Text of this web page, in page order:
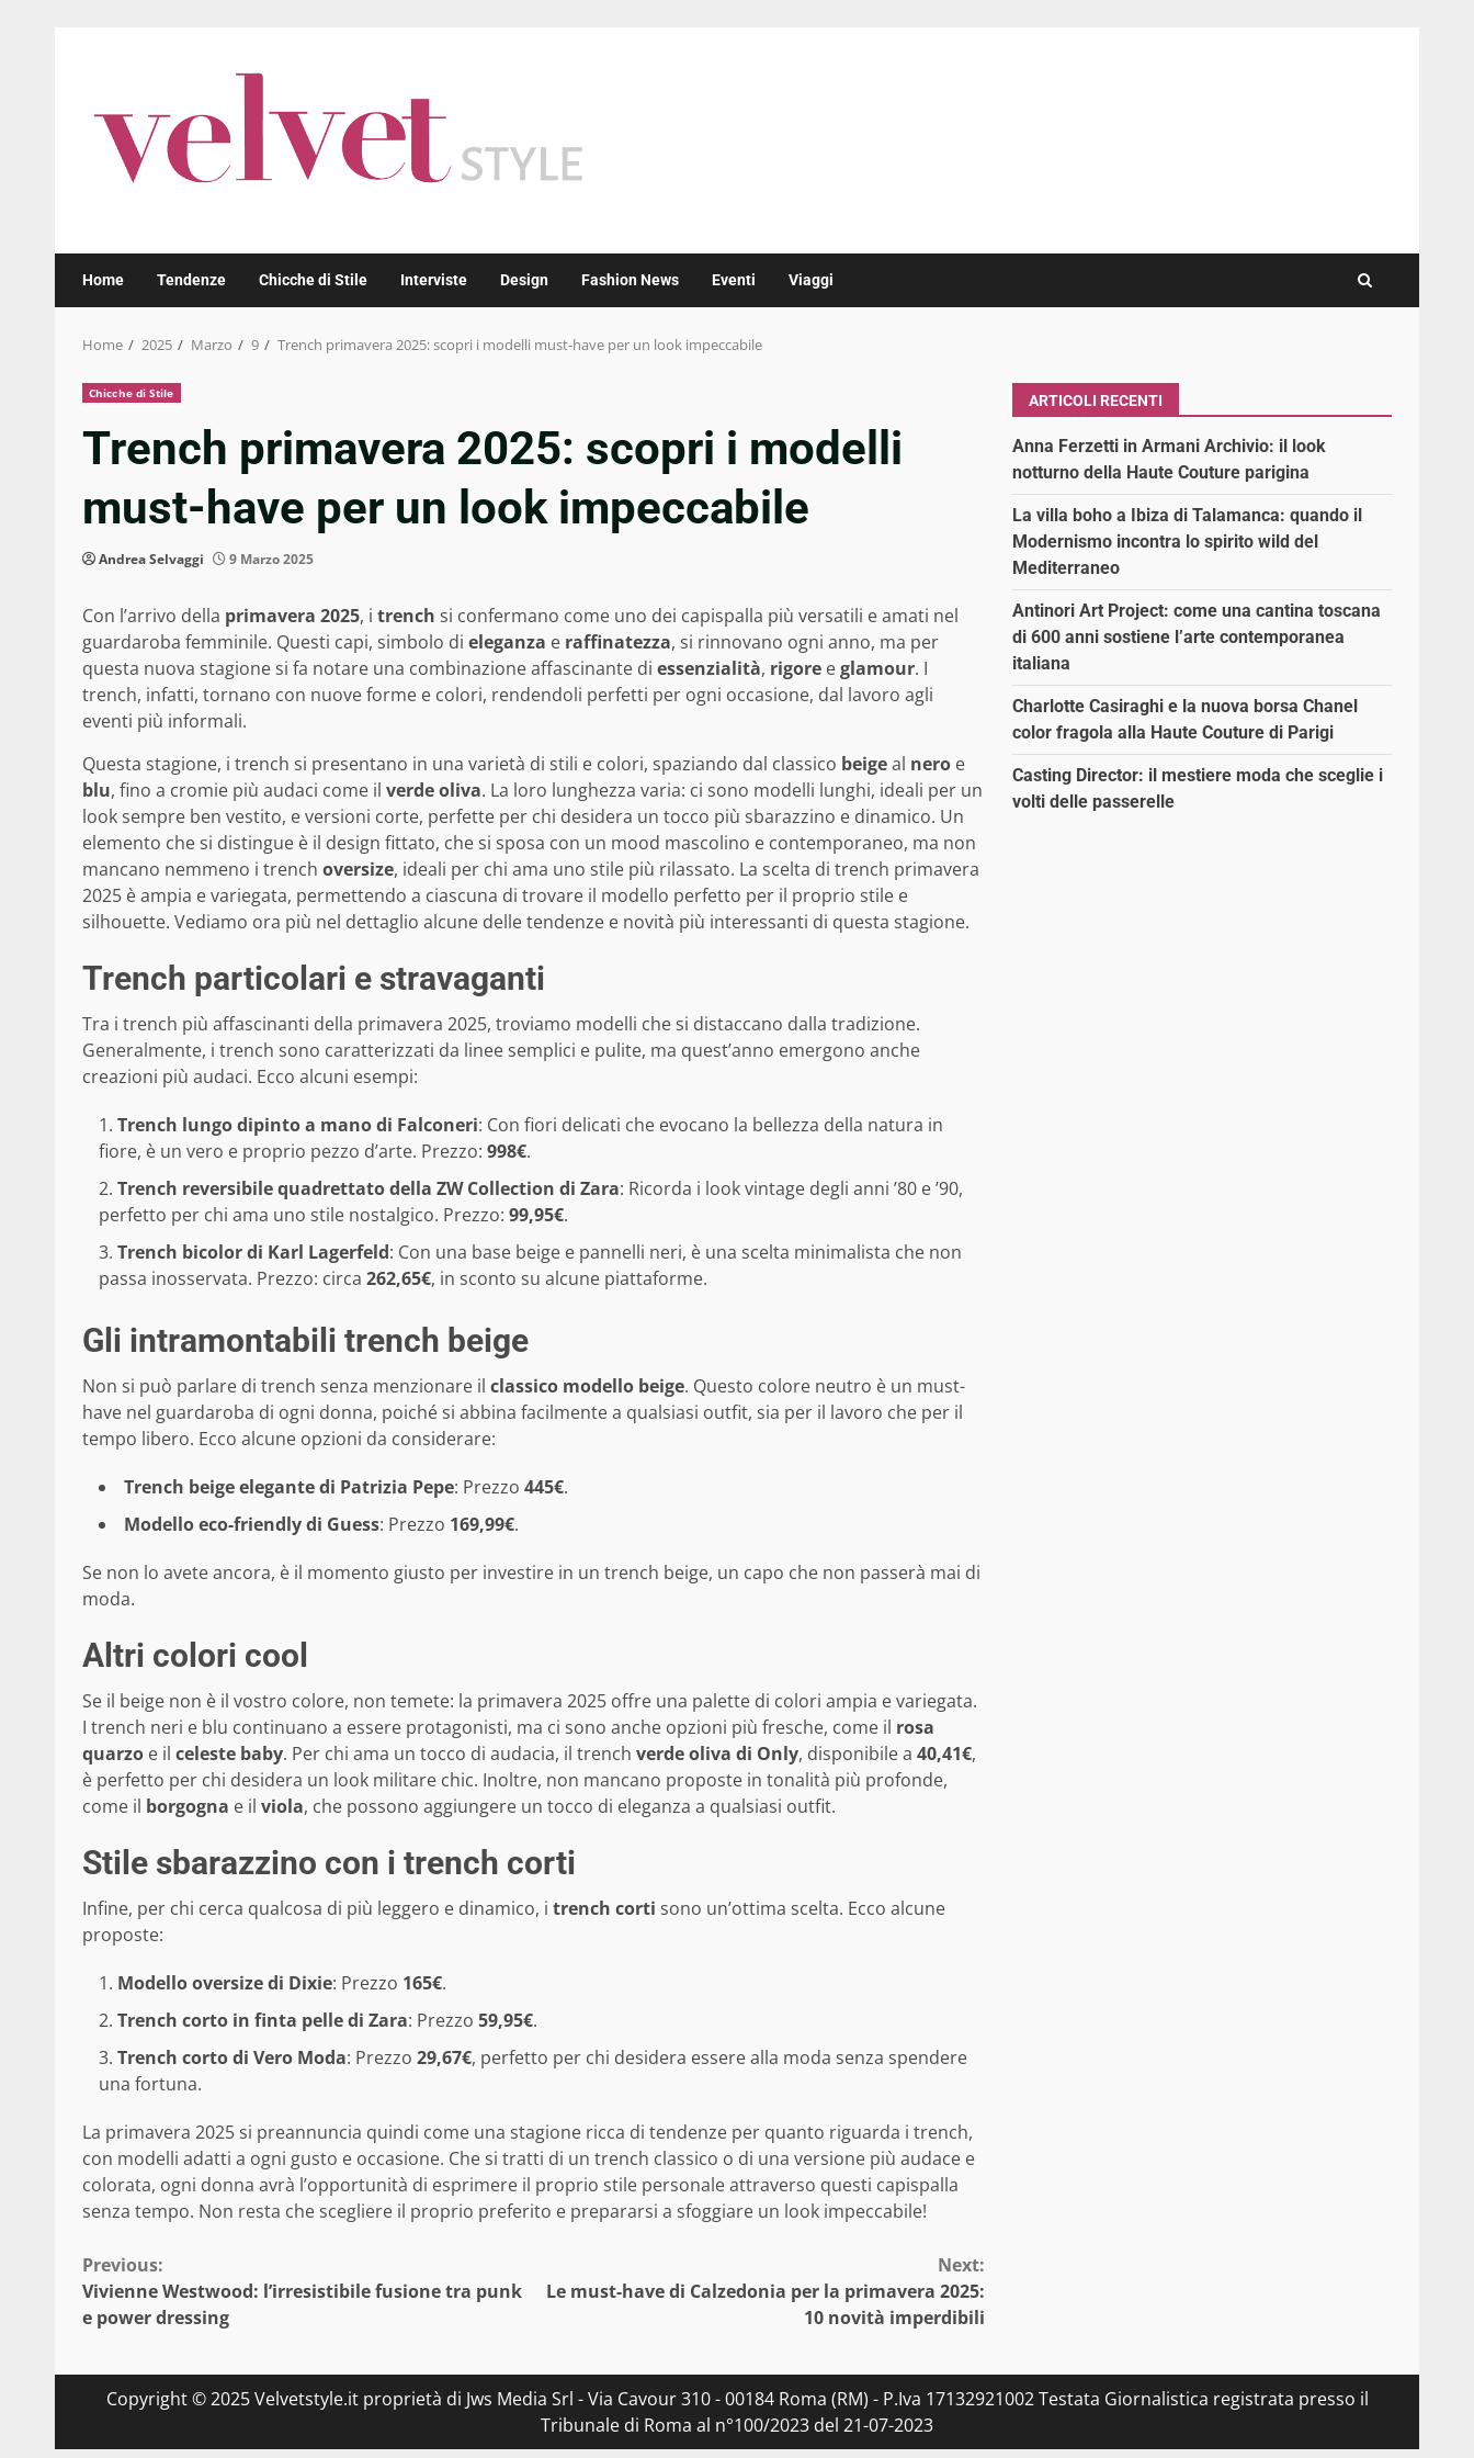
Home Tendenze Chicche di Stile Interviste Design Fashion News Eventi Viaggi
Home 2025 Marzo 9 Trench primavera 2025: scopri i modelli must-have per un look impeccabile
Chicche di Stile
Trench primavera 2025: scopri i modelli
must-have per un look impeccabile
Andrea Selvaggi 9 Marzo 2025
Con l’arrivo della primavera 2025, i trench si confermano come uno dei capispalla più versatili e amati nel
guardaroba femminile. Questi capi, simbolo di eleganza e raffinatezza, si rinnovano ogni anno, ma per
questa nuova stagione si fa notare una combinazione affascinante di essenzialità, rigore eglamour. I
trench, infatti, tornano con nuove forme e colori, rendendoli perfetti per ogni occasione, dal lavoro agli
eventi più informali.
Questa stagione, i trench si presentano in una varietà di stili e colori, spaziando dal classico beigeal nero e
blu, fino a cromie più audaci come il verde oliva. La loro lunghezza varia: ci sono modelli lunghi, ideali per un
look sempre ben vestito, e versioni corte, perfette per chi desidera un tocco più sbarazzino e dinamico. Un
elemento che si distingue è il design fittato, che si sposa con un mood mascolino e contemporaneo, ma non
mancano nemmeno i trench oversize, ideali per chi ama uno stile più rilassato. La scelta di trench primavera
2025 è ampia e variegata, permettendo a ciascuna di trovare il modello perfetto per il proprio stile e
silhouette. Vediamo ora più nel dettaglio alcune delle tendenze e novità più interessanti di questa stagione.
Trench particolari e stravaganti
Tra i trench più affascinanti della primavera 2025, troviamo modelli che si distaccano dalla tradizione.
Generalmente, i trench sono caratterizzati da linee semplici e pulite, ma quest’anno emergono anche
creazioni più audaci. Ecco alcuni esempi:
Trench lungo dipinto a mano di Falconeri: Con fiori delicati che evocano la bellezza della natura in
fiore, è un vero e proprio pezzo d’arte. Prezzo: 998€.
Trench reversibile quadrettato della ZW Collection di Zara: Ricorda i look vintage degli anni ’80 e ’90,
perfetto per chi ama uno stile nostalgico. Prezzo: 99,95€.
Trench bicolor di Karl Lagerfeld: Con una base beige e pannelli neri, è una scelta minimalista che non
passa inosservata. Prezzo: circa 262,65€, in sconto su alcune piattaforme.
Gli intramontabili trench beige
Non si può parlare di trench senza menzionare il classico modello beige. Questo colore neutro è un must-
have nel guardaroba di ogni donna, poiché si abbina facilmente a qualsiasi outfit, sia per il lavoro che per il
tempo libero. Ecco alcune opzioni da considerare:
Trench beige elegante di Patrizia Pepe: Prezzo 445€.
Modello eco-friendly di Guess: Prezzo 169,99€.
Se non lo avete ancora, è il momento giusto per investire in un trench beige, un capo che non passerà mai di
moda.
Altri colori cool
Se il beige non è il vostro colore, non temete: la primavera 2025 offre una palette di colori ampia e variegata.
I trench neri e blu continuano a essere protagonisti, ma ci sono anche opzioni più fresche, come il rosa
quarzo e il celeste baby. Per chi ama un tocco di audacia, il trench verde oliva di Only, disponibile a 40,41€,
è perfetto per chi desidera un look militare chic. Inoltre, non mancano proposte in tonalità più profonde,
come il borgogna e il viola, che possono aggiungere un tocco di eleganza a qualsiasi outfit.
Stile sbarazzino con i trench corti
Infine, per chi cerca qualcosa di più leggero e dinamico, i trench corti sono un’ottima scelta. Ecco alcune
proposte:
Modello oversize di Dixie: Prezzo 165€.
Trench corto in finta pelle di Zara: Prezzo 59,95€.
Trench corto di Vero Moda: Prezzo 29,67€, perfetto per chi desidera essere alla moda senza spendere
una fortuna.
La primavera 2025 si preannuncia quindi come una stagione ricca di tendenze per quanto riguarda i trench,
con modelli adatti a ogni gusto e occasione. Che si tratti di un trench classico o di una versione più audace e
colorata, ogni donna avrà l’opportunità di esprimere il proprio stile personale attraverso questi capispalla
senza tempo. Non resta che scegliere il proprio preferito e prepararsi a sfoggiare un look impeccabile!
Continue
Reading
Previous:
Vivienne Westwood: l’irresistibile fusione tra punk
e power dressing
Next:
Le must-have di Calzedonia per la primavera 2025:
10 novità imperdibili
ARTICOLI RECENTI
Anna Ferzetti in Armani Archivio: il look
notturno della Haute Couture parigina
La villa boho a Ibiza di Talamanca: quando il
Modernismo incontra lo spirito wild del
Mediterraneo
Antinori Art Project: come una cantina toscana
di 600 anni sostiene l’arte contemporanea
italiana
Charlotte Casiraghi e la nuova borsa Chanel
color fragola alla Haute Couture di Parigi
Casting Director: il mestiere moda che sceglie i
volti delle passerelle
Copyright © 2025 Velvetstyle.it proprietà di Jws Media Srl - Via Cavour 310 - 00184 Roma (RM) - P.Iva 17132921002 Testata Giornalistica registrata presso il
Tribunale di Roma al n°100/2023 del 21-07-2023